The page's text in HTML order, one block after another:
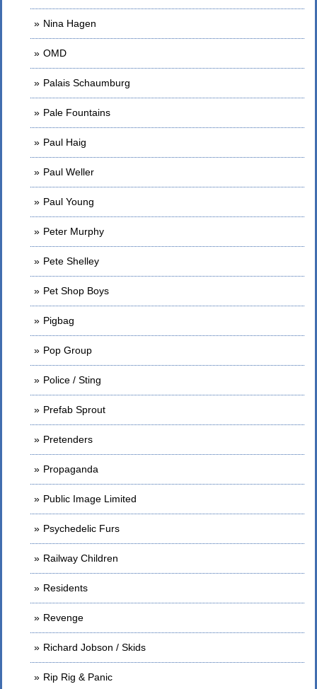
Nina Hagen
OMD
Palais Schaumburg
Pale Fountains
Paul Haig
Paul Weller
Paul Young
Peter Murphy
Pete Shelley
Pet Shop Boys
Pigbag
Pop Group
Police / Sting
Prefab Sprout
Pretenders
Propaganda
Public Image Limited
Psychedelic Furs
Railway Children
Residents
Revenge
Richard Jobson / Skids
Rip Rig & Panic